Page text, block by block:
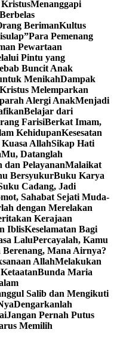
KristusMenanggapi
BerimanKultus
Para Pemenang
Pewartaan
Pintu yang
Buncit Anak
MenikahDampak
Kristus Melemparkan
Alergi AnakMenjadi
Belajar dari
FarisiBerkat Imam,
KehidupanKesesatan
AllahSikap Hati
Datanglah
PelayananMalaikat
BersyukurBuku Karya
Cadang, Jadi
Sahabat Sejati Muda-
dengan Merelakan
Kerajaan
IblisKeselamatan Bagi
LaluPercayalah, Kamu
Mana Airnya?
AllahMelakukan
Bunda Maria
Salib dan Mengikuti
Dengarkanlah
Jangan Pernah Putus
Memilih